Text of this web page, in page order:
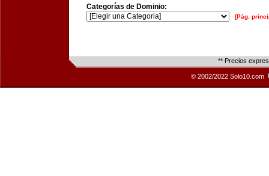
Categorías de Dominio:
[Pág.
** Precios
© 2002/2022 Solo10.com